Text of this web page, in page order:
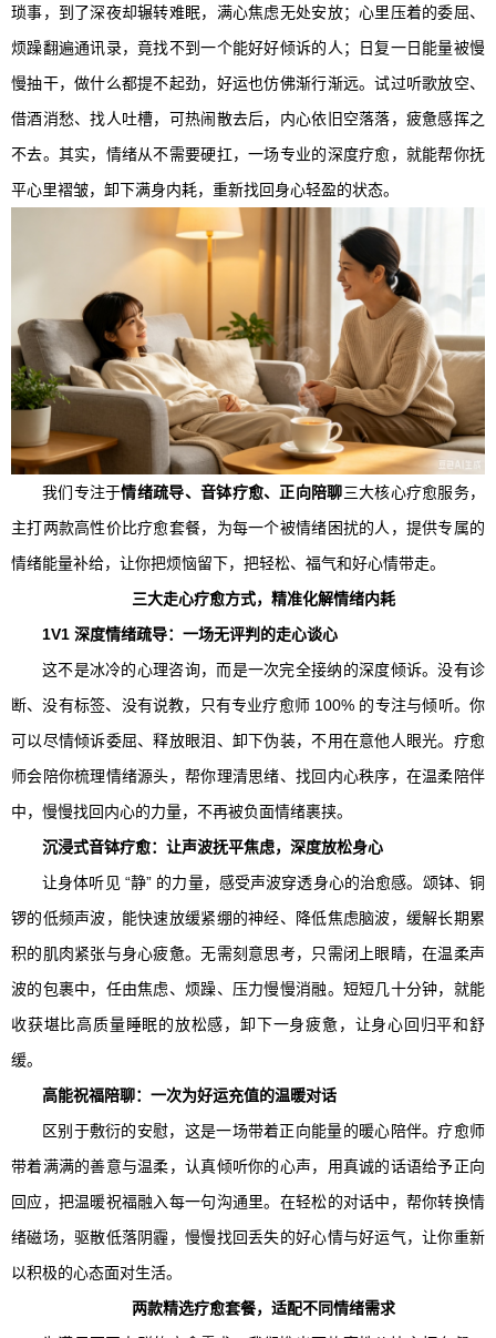
琐事，到了深夜却辗转难眠，满心焦虑无处安放；心里压着的委屈、
烦躁翻遍通讯录，竟找不到一个能好好倾诉的人；日复一日能量被慢
慢抽干，做什么都提不起劲，好运也仿佛渐行渐远。试过听歌放空、
借酒消愁、找人吐槽，可热闹散去后，内心依旧空落落，疲惫感挥之
不去。其实，情绪从不需要硬扛，一场专业的深度疗愈，就能帮你抚
平心里褶皱，卸下满身内耗，重新找回身心轻盈的状态。
我们专注于情绪疏导、音钵疗愈、正向陪聊三大核心疗愈服务，
主打两款高性价比疗愈套餐，为每一个被情绪困扰的人，提供专属的
情绪能量补给，让你把烦恼留下，把轻松、福气和好心情带走。
三大走心疗愈方式，精准化解情绪内耗
1V1 深度情绪疏导：一场无评判的走心谈心
这不是冰冷的心理咨询，而是一次完全接纳的深度倾诉。没有诊
断、没有标签、没有说教，只有专业疗愈师 100% 的专注与倾听。你
可以尽情倾诉委屈、释放眼泪、卸下伪装，不用在意他人眼光。疗愈
师会陪你梳理情绪源头，帮你理清思绪、找回内心秩序，在温柔陪伴
中，慢慢找回内心的力量，不再被负面情绪裹挟。
沉浸式音钵疗愈：让声波抚平焦虑，深度放松身心
让身体听见 “静” 的力量，感受声波穿透身心的治愈感。颂钵、铜
锣的低频声波，能快速放缓紧绷的神经、降低焦虑脑波，缓解长期累
积的肌肉紧张与身心疲惫。无需刻意思考，只需闭上眼睛，在温柔声
波的包裹中，任由焦虑、烦躁、压力慢慢消融。短短几十分钟，就能
收获堪比高质量睡眠的放松感，卸下一身疲惫，让身心回归平和舒
缓。
高能祝福陪聊：一次为好运充值的温暖对话
区别于敷衍的安慰，这是一场带着正向能量的暖心陪伴。疗愈师
带着满满的善意与温柔，认真倾听你的心声，用真诚的话语给予正向
回应，把温暖祝福融入每一句沟通里。在轻松的对话中，帮你转换情
绪磁场，驱散低落阴霾，慢慢找回丢失的好心情与好运气，让你重新
以积极的心态面对生活。
两款精选疗愈套餐，适配不同情绪需求